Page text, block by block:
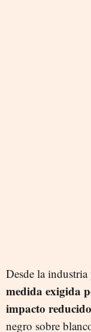
Desde la industria
medida exigida
impacto reducido
negro sobre